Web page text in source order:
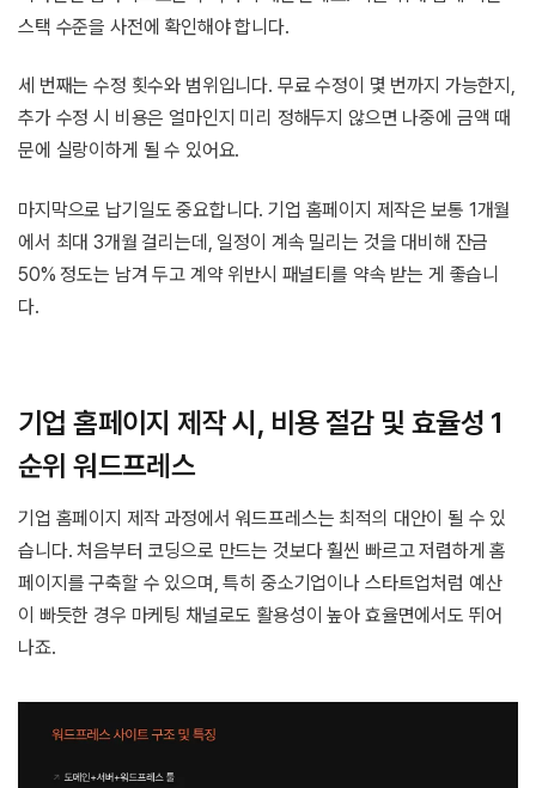
스택 수준을 사전에 확인해야 합니다.
세 번째는 수정 횟수와 범위입니다. 무료 수정이 몇 번까지 가능한지,
추가 수정 시 비용은 얼마인지 미리 정해두지 않으면 나중에 금액 때
문에 실랑이하게 될 수 있어요.
마지막으로 납기일도 중요합니다. 기업 홈페이지 제작은 보통 1개월
에서 최대 3개월 걸리는데, 일정이 계속 밀리는 것을 대비해 잔금
50% 정도는 남겨 두고 계약 위반시 패널티를 약속 받는 게 좋습니
다.
기업 홈페이지 제작 시, 비용 절감 및 효율성 1
순위 워드프레스
기업 홈페이지 제작 과정에서 워드프레스는 최적의 대안이 될 수 있
습니다. 처음부터 코딩으로 만드는 것보다 훨씬 빠르고 저렴하게 홈
페이지를 구축할 수 있으며, 특히 중소기업이나 스타트업처럼 예산
이 빠듯한 경우 마케팅 채널로도 활용성이 높아 효율면에서도 뛰어
나죠.